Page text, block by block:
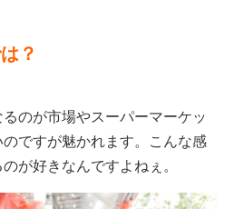
？
のが市場やスーパーマーケッ
のですが魅かれます。こんな感
が好きなんですよねぇ。